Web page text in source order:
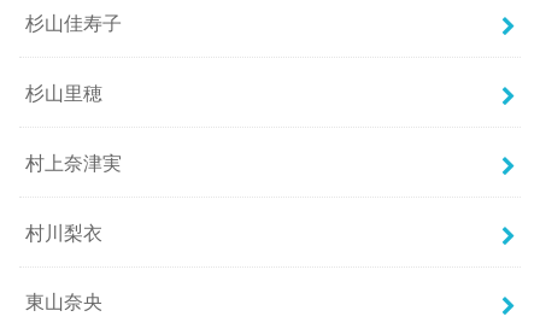
杉山佳寿子
杉山里穂
村上奈津実
村川梨衣
東山奈央